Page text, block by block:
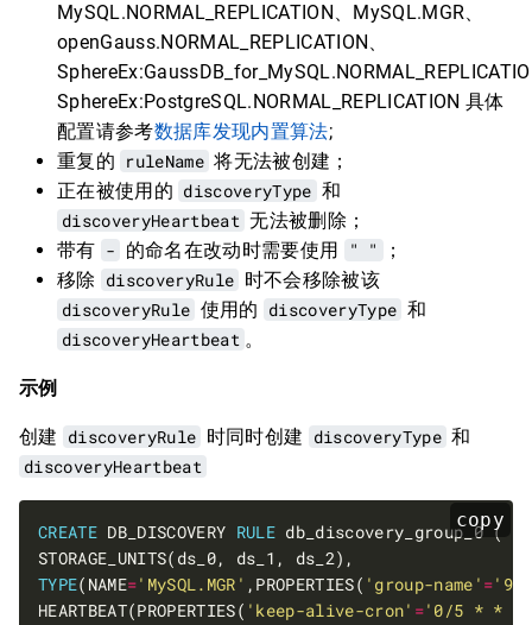
MySQL.NORMAL_REPLICATION、MySQL.MGR、
openGauss.NORMAL_REPLICATION、
SphereEx:PostgreSQL.NORMAL_REPLICATION 具体
配置请参考数据库发现内置算法;
重复的 ruleName 将无法被创建；
正在被使用的 discoveryType 和
discoveryHeartbeat 无法被删除；
带有 - 的命名在改动时需要使用 " "
；
移除 discoveryRule 时不会移除被该
discoveryRule 使用的 discoveryType 和
discoveryHeartbeat 。
示例
创建 discoveryRule 时同时创建 discoveryType 和
discoveryHeartbeat
copy
CREATE DB_DISCOVERY RULE
TYPE(NAME='MySQL.MGR' ,PROPERTIES( 'group-name' =
HEARTBEAT(PROPERTIES( 'keep-alive-cron' ='0/5 * * *